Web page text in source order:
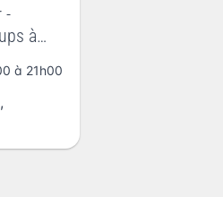
-
à
à 21h00
,